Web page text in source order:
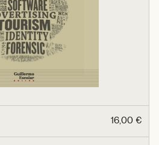
16,00 €